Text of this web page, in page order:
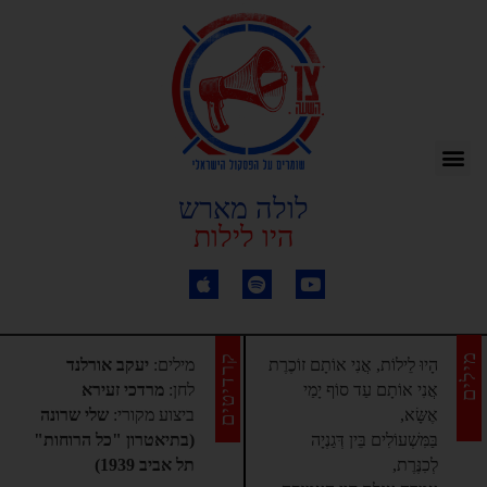
לולה מארש
היו לילות
מילים קרדיטים
הָיוּ לֵילוֹת, אֲנִי אוֹתָם זוֹכֶרֶת
אֲנִי אוֹתָם עַד סוֹף יָמַי
אֶשָּׂא,
בַּמִּשְׁעוֹלִים בֵּין דְּגַנְיָה
לְכִנֶּרֶת,
מילים: יעקב אורלנד
לחן: מרדכי זעירא
ביצוע מקורי: שלי שרונה
(בתיאטרון "כל הרוחות"
תל אביב 1939)